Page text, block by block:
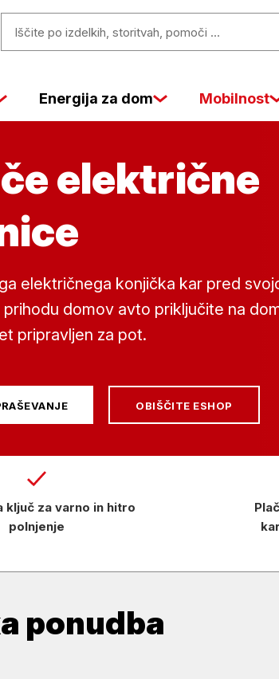
Iščite
storitvah,Energija za dom Mobilnost
električne
električnega konjička kar pred
prihodu domov avto priključite na
pripravljen za pot.
OBIŠČITE ESHOP
ključ za varno in hitro
polnjenje
ponudba